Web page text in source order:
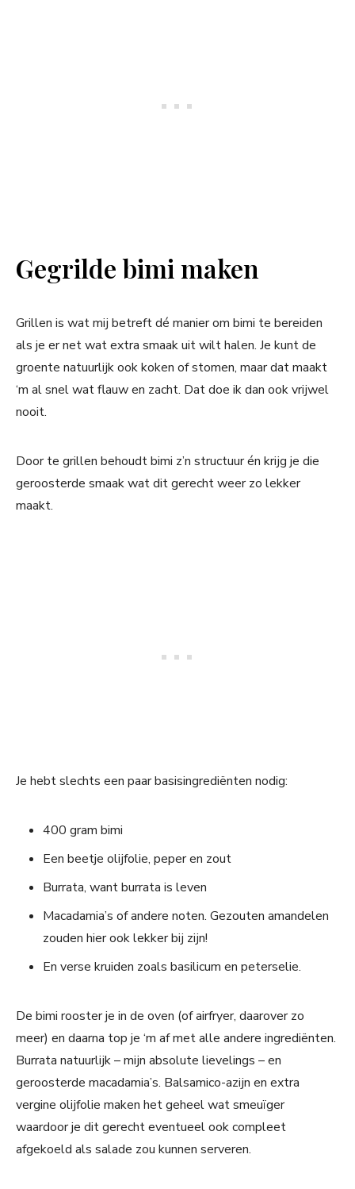
Gegrilde bimi maken
Grillen is wat mij betreft dé manier om bimi te bereiden
als je er net wat extra smaak uit wilt halen. Je kunt de
groente natuurlijk ook koken of stomen, maar dat maakt
‘m al snel wat flauw en zacht. Dat doe ik dan ook vrijwel
nooit.
Door te grillen behoudt bimi z’n structuur én krijg je die
geroosterde smaak wat dit gerecht weer zo lekker
maakt.
Je hebt slechts een paar basisingrediënten nodig:
400 gram bimi
Een beetje olijfolie, peper en zout
Burrata, want burrata is leven
Macadamia’s of andere noten. Gezouten amandelen
zouden hier ook lekker bij zijn!
En verse kruiden zoals basilicum en peterselie.
De bimi rooster je in de oven (of airfryer, daarover zo
meer) en daarna top je ‘m af met alle andere ingrediënten.
Burrata natuurlijk – mijn absolute lievelings – en
geroosterde macadamia’s. Balsamico-azijn en extra
vergine olijfolie maken het geheel wat smeuïger
waardoor je dit gerecht eventueel ook compleet
afgekoeld als salade zou kunnen serveren.